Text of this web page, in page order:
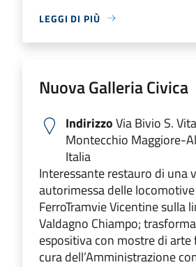
LEGGI DI PIÙ
Nuova Galleria Civica
IndirizzoVia Bivio S.
Montecchio Maggiore-
Italia
Interessante restauro di una
autorimessa delle
FerroTramvie Vicentine sulla
Valdagno Chiampo;
espositiva con mostre di
cura dell’Amministrazione